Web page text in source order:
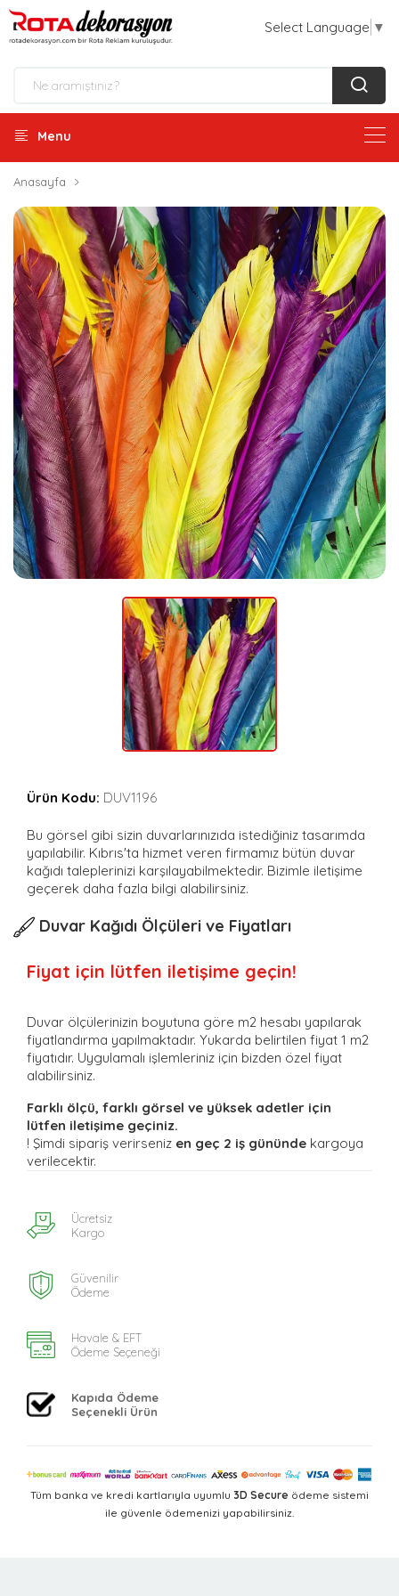
Select Language ▼
Menu
Anasayfa
Ürün Kodu: DUV1196
Bu görsel gibi sizin duvarlarınızıda istediğiniz tasarımda
yapılabilir. Kıbrıs'ta hizmet veren firmamız bütün duvar
kağıdı taleplerinizi karşılayabilmektedir. Bizimle iletişime
geçerek daha fazla bilgi alabilirsiniz.
Duvar Kağıdı Ölçüleri ve Fiyatları
Fiyat için lütfen iletişime geçin!
Duvar ölçülerinizin boyutuna göre m2 hesabı yapılarak
fiyatlandırma yapılmaktadır. Yukarda belirtilen fiyat 1 m2
fiyatıdır. Uygulamalı işlemleriniz için bizden özel fiyat
alabilirsiniz.
Farklı ölçü, farklı görsel ve yüksek adetler için
lütfen iletişime geçiniz.
! Şimdi sipariş verirseniz en geç 2 iş gününde kargoya
verilecektir.
Ücretsiz
Kargo
Güvenilir
Ödeme
Havale & EFT
Ödeme Seçeneği
Kapıda Ödeme
Seçenekli Ürün
Tüm banka ve kredi kartlarıyla uyumlu 3D Secure ödeme sistemi
ile güvenle ödemenizi yapabilirsiniz.